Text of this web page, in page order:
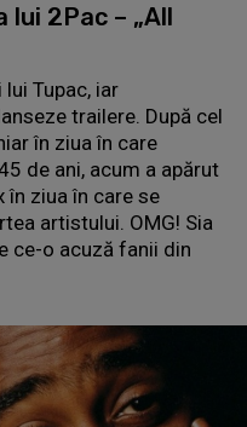
lui 2Pac – „All
Tupac, iar
trailere. După cel
în ziua în care
de ani, acum a apărut
în ziua în care se
artistului. OMG! Sia
ce-o acuză fanii din